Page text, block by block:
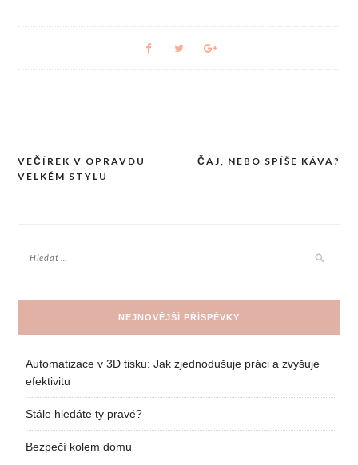
Navigace
VEČÍREK V OPRAVDU
VELKÉM STYLU
ČAJ, NEBO SPÍŠE KÁVA?
NEJNOVĚJŠÍ PŘÍSPĚVKY
Automatizace v 3D tisku: Jak zjednodušuje práci a zvyšuje
efektivitu
Stále hledáte ty pravé?
Bezpečí kolem domu